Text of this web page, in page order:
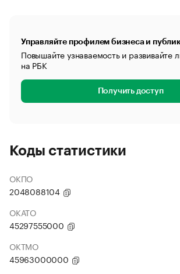
Управляйте профилем бизнеса и
Повышайте узнаваемость и развивайте
на РБК
Получить доступ
Коды статистики
ОКПО
2048088104
ОКАТО
45297555000
ОКТМО
45963000000